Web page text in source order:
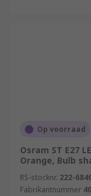
Op voorraad
Osram ST E27
Orange, Bulb
RS-stocknr. 222-
Fabrikantnummer